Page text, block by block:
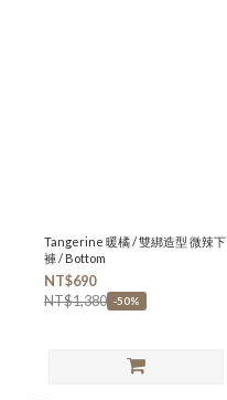
Tangerine 暖橘 / 雙綁造型 微辣下
褲 / Bottom
NT$690
NT$1,380 -50%